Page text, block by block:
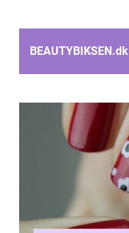
BEAUTYBIKSEN.dk